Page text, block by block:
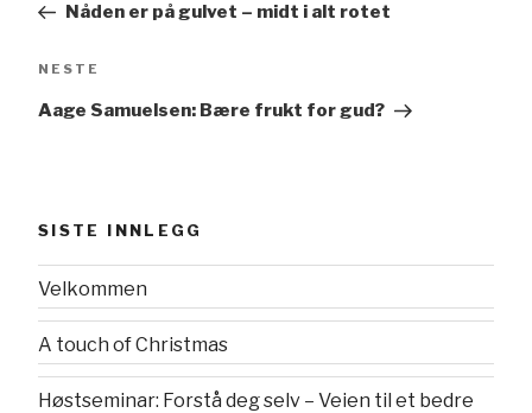
Nåden er på gulvet – midt i alt rotet
Neste
NESTE
Aage Samuelsen: Bære frukt for gud?
SISTE INNLEGG
Velkommen
A touch of Christmas
Høstseminar: Forstå deg selv – Veien til et bedre